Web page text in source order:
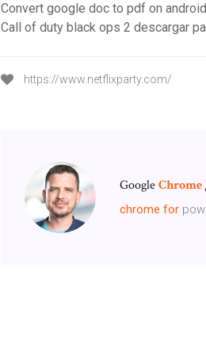
Convert google doc to pdf on android
Call of duty black ops 2 descargar
https://www.netflixparty.com/
GoogleChrome
chrome for